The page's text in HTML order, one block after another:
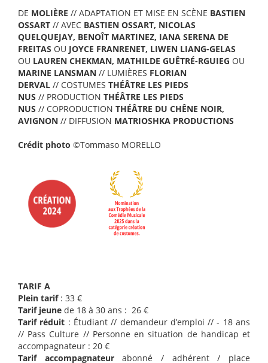
DE MOLIÈRE // ADAPTATION ET MISE EN SCÈNE BASTIEN
OSSART // AVEC BASTIEN OSSART, NICOLAS
QUELQUEJAY, BENOÎT MARTINEZ, IANA SERENA DE
FREITAS OU JOYCE FRANRENET, LIWEN LIANG-GELAS
OU LAUREN CHEKMAN, MATHILDE GUÊTRÉ-RGUIEG OU
MARINE LANSMAN // LUMIÈRES FLORIAN
DERVAL // COSTUMES THÉÂTRE LES PIEDS
NUS // PRODUCTION THÉÂTRE LES PIEDS
NUS // COPRODUCTION THÉÂTRE DU CHÊNE NOIR,
AVIGNON // DIFFUSION MATRIOSHKA PRODUCTIONS
Crédit photo ©Tommaso MORELLO
TARIF A
Plein tarif: 33 €
Tarif jeune de 18 à 30 ans : 26 €
Tarif réduit : Étudiant // demandeur d’emploi // - 18 ans
// Pass Culture // Personne en situation de handicap et
accompagnateur : 20 €
Tarif accompagnateurabonné / adhérent / place